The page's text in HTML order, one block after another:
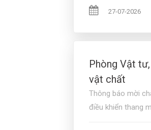
27-07-2026
Phòng Vật
vật chất
Thông báo mời
điều khiển thang